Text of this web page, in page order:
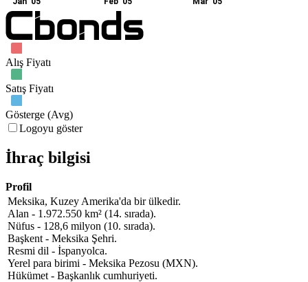
Alış Fiyatı
Satış Fiyatı
Gösterge (Avg)
Logoyu göster
İhraç bilgisi
Profil
Meksika, Kuzey Amerika'da bir ülkedir.
Alan - 1.972.550 km² (14. sırada).
Nüfus - 128,6 milyon (10. sırada).
Başkent - Meksika Şehri.
Resmi dil - İspanyolca.
Yerel para birimi - Meksika Pezosu (MXN).
Hükümet - Başkanlık cumhuriyeti.